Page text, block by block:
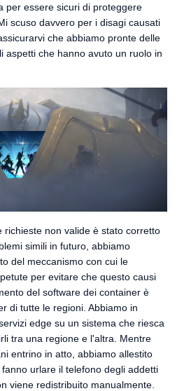
per essere sicuri di proteggere
scuso davvero per i disagi causati
che abbiamo pronte delle
aspetti che hanno avuto un ruolo in
richieste non valide è stato corretto
simili in futuro, abbiamo
del meccanismo con cui le
per evitare che questo causi
del software dei container è
di tutte le regioni. Abbiamo in
edge su un sistema che riesca
tra una regione e l'altra. Mentre
entrino in atto, abbiamo allestito
urlare il telefono degli addetti
viene redistribuito manualmente.